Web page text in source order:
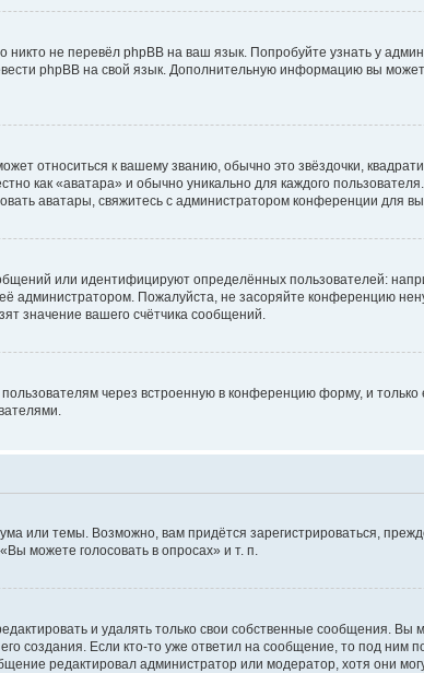
не перевёл phpBB на ваш язык. Попробуйте узнать у
phpBB на свой язык. Дополнительную информацию вы
относиться к вашему званию, обычно это звёздочки,
как «аватара» и обычно уникально для каждого
аватары, свяжитесь с администратором конференции для
или идентифицируют определённых пользователей:
администратором. Пожалуйста, не засоряйте конференцию
значение вашего счётчика сообщений.
через встроенную в конференцию форму, и
или темы. Возможно, вам придётся зарегистрироваться,
можете голосовать в опросах» и т. п.
и удалять только свои собственные сообщения. Вы
создания. Если кто-то уже ответил на сообщение, то под ним
редактировал администратор или модератор, хотя они